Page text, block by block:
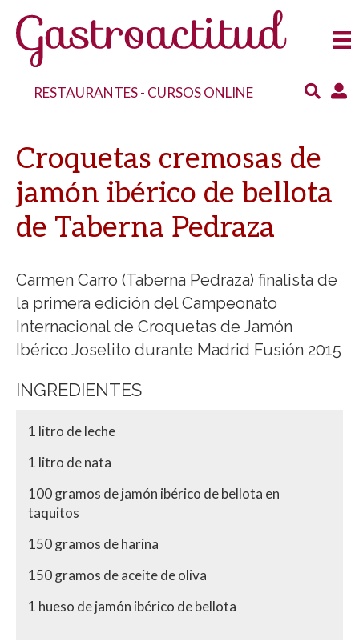
RESTAURANTES- CURSOS ONLINE
Croquetas cremosas de
jamón ibérico de bellota
de Taberna Pedraza
Carmen Carro (Taberna Pedraza) finalista de
la primera edición del Campeonato
Internacional de Croquetas de Jamón
Ibérico Joselito durante Madrid Fusión 2015
INGREDIENTES
1 litro de leche
1 litro de nata
100 gramos de jamón ibérico de bellota en
taquitos
150 gramos de harina
150 gramos de aceite de oliva
1 hueso de jamón ibérico de bellota